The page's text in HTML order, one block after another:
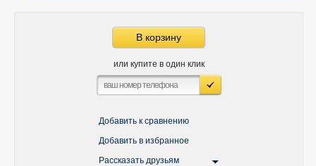
В корзину
или купите в один клик
Добавить к сравнению
Добавить в избранное
Рассказать друзьям